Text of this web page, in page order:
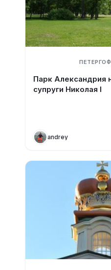
Парк Александрия
супруги Николая I
andrey